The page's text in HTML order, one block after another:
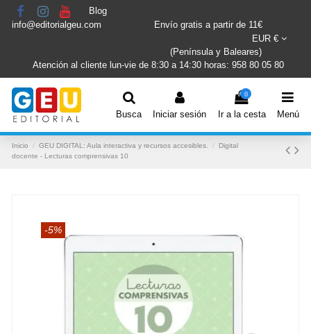
Blog
info@editorialgeu.com
Envío gratis a partir de 11€
EUR €
(Península y Baleares)
Atención al cliente lun-vie de 8:30 a 14:30 horas: 958 80 05 80
Busca Iniciar sesión
0
Ir a la cesta Menú
Inicio GEU DIGITAL: Aula interactiva y recursos accesibles.
Digital
docente - Lecturas comprensivas 10
-5%